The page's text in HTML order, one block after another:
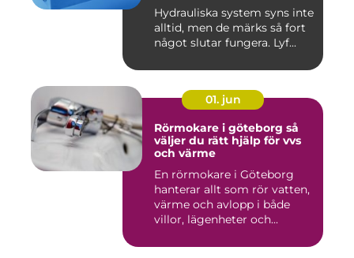
Hydrauliska system syns inte
alltid, men de märks så fort
något slutar fungera. Lyf...
01. jun
Rörmokare i göteborg så
väljer du rätt hjälp för vvs
och värme
En rörmokare i Göteborg
hanterar allt som rör vatten,
värme och avlopp i både
villor, lägenheter och...